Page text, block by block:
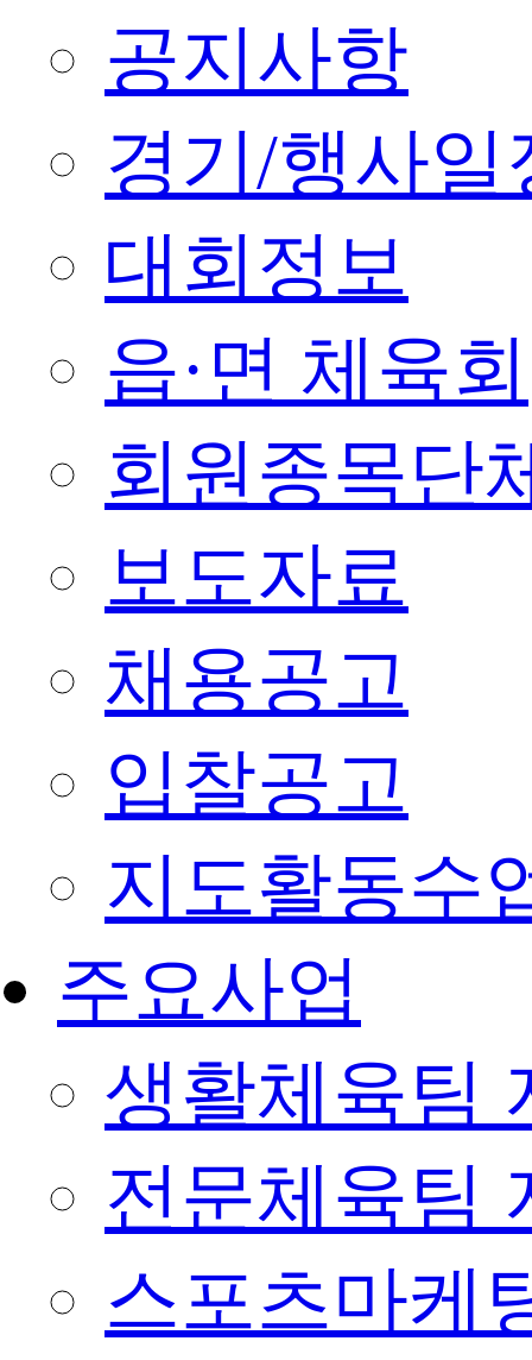
공지사항
경기/행사일
대회정보
읍·면 체육회
회원종목단
보도자료
채용공고
입찰공고
지도활동수
주요사업
생활체육팀
전문체육팀
스포츠마케